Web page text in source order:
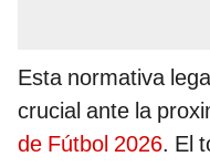
Esta normativa
crucial ante la
de Fútbol 2026. El